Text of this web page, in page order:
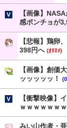
【画像】
感ポンチョが
【悲報】鶏卵
398円へ (ｵﾇﾇﾒ)
【画像】創価
ッッッッッ！
【衝撃映像】
ｗｗｗｗｗｗｗ
みい山作者・